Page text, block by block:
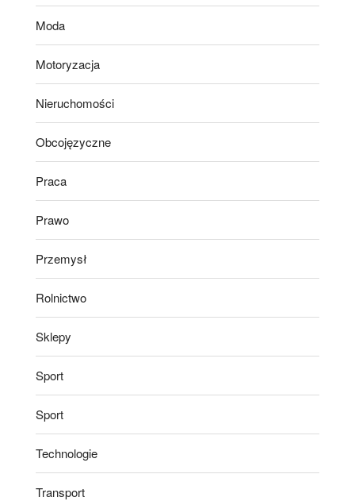
Moda
Motoryzacja
Nieruchomości
Obcojęzyczne
Praca
Prawo
Przemysł
Rolnictwo
Sklepy
Sport
Sport
Technologie
Transport